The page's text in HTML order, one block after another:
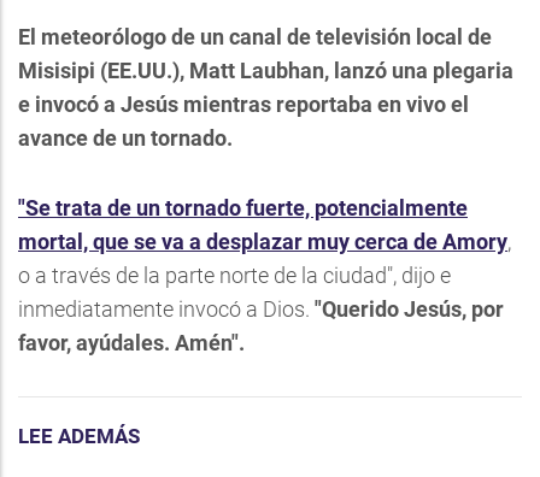
El meteorólogo de un canal de televisión local de
Misisipi (EE.UU.), Matt Laubhan, lanzó una plegaria
e invocó a Jesús mientras reportaba en vivo el
avance de un tornado.
"Se trata de un tornado fuerte, potencialmente
mortal, que se va a desplazar muy cerca de Amory,
o a través de la parte norte de la ciudad", dijo e
inmediatamente invocó a Dios. "Querido Jesús, por
favor, ayúdales. Amén".
LEE ADEMÁS